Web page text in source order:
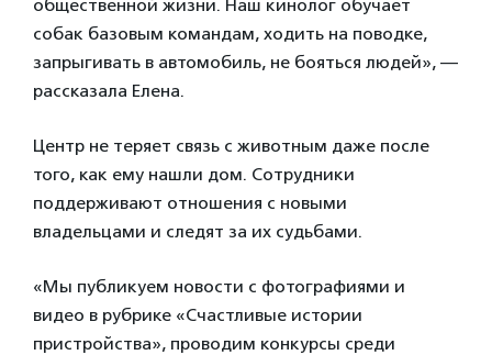
общественной жизни. Наш кинолог обучает
собак базовым командам, ходить на поводке,
запрыгивать в автомобиль, не бояться людей», —
рассказала Елена.
Центр не теряет связь с животным даже после
того, как ему нашли дом. Сотрудники
поддерживают отношения с новыми
владельцами и следят за их судьбами.
«Мы публикуем новости с фотографиями и
видео в рубрике «Счастливые истории
пристройства», проводим конкурсы среди